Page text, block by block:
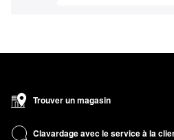
Trouver un magasin
Clavardage avec le service à la